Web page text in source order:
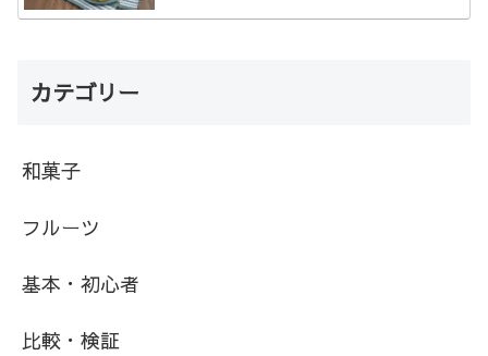
カテゴリー
和菓子
フルーツ
基本・初心者
比較・検証